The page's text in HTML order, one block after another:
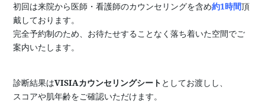
初回は来院から医師・看護師のカウンセリングを含め約1時間頂
戴しております。
完全予約制のため、お待たせすることなく落ち着いた空間でご
案内いたします。
診断結果はVISIAカウンセリングシート としてお渡しし、
スコアや肌年齢をご確認いただけます。